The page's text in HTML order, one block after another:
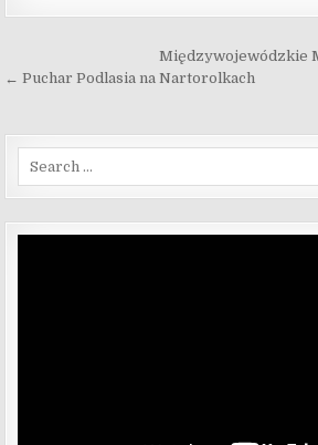
Nawigacja wpisu
Międzywojewódzkie
← Puchar Podlasia na Nartorolkach